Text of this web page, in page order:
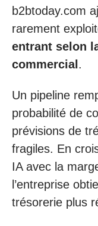
b2btoday.com
rarement
entrant selon
commercial.
Un pipeline
probabilité de
prévisions de
fragiles. En
IA avec la
l’entreprise
trésorerie plus